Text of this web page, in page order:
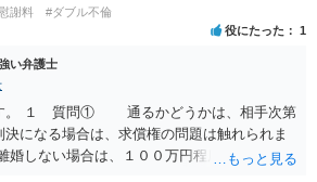
か ⇒前後のやり取りや誓約書の具体的内容
断はできませんが、一定の証拠価値はある
あっても、後から100万円を貸付扱いに変更
。 ⇒おそらく１００万円は不当利得（受け
に利益を取得した）として返還請求されてい
で、 貸金返還ではないかと存じます。 ④ 私
金もなくリボ払い借金が既に約100万あり。
お金に厳しい為、一括で220万円を支払う事は
謝料 #ダブル不倫
役にたった 1
い弁護士
す。 １ 質問① 通るかどうかは、相手次第
になる場合は、求償権の問題は触れられま
ない場合は、１００万円程度となる可能